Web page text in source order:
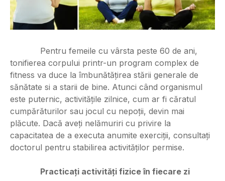
Pentru femeile cu vârsta peste 60 de ani,
tonifierea corpului printr-un program complex de
fitness va duce la îmbunătățirea stării generale de
sănătate si a starii de bine. Atunci când organismul
este puternic, activitățile zilnice, cum ar fi căratul
cumpărăturilor sau jocul cu nepoții, devin mai
plăcute. Dacă aveți nelămuriri cu privire la
capacitatea de a executa anumite exerciții, consultați
doctorul pentru stabilirea activităților permise.
Practicați activități fizice în fiecare zi